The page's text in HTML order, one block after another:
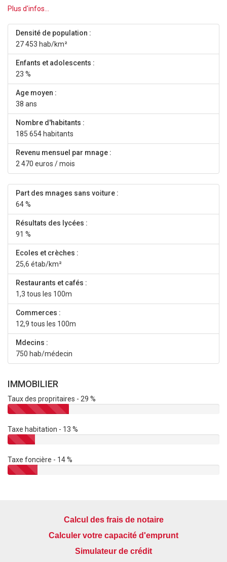
Plus d'infos...
Densité de population :
27 453 hab/km²
Enfants et adolescents :
23 %
Age moyen :
38 ans
Nombre d'habitants :
185 654 habitants
Revenu mensuel par mnage :
2 470 euros / mois
Part des mnages sans voiture :
64 %
Résultats des lycées :
91 %
Ecoles et crèches :
25,6 étab/km²
Restaurants et cafés :
1,3 tous les 100m
Commerces :
12,9 tous les 100m
Mdecins :
750 hab/médecin
IMMOBILIER
Taux des propritaires - 29 %
Taxe habitation - 13 %
Taxe foncière - 14 %
Calcul des frais de notaire
Calculer votre capacité d'emprunt
Simulateur de crédit